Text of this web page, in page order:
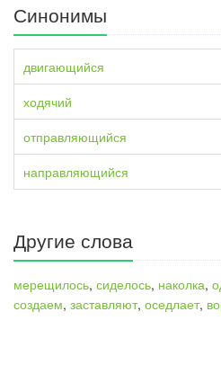
Синонимы
двигающийся
ходячий
отправляющийся
направляющийся
Другие слова
мерещилось, сиделось, наколка,
создаем, заставляют, оседлает,